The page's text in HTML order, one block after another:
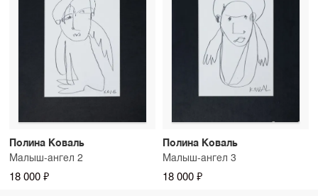
Полина Коваль
Малыш-ангел 2
18 000 ₽
Полина Коваль
Малыш-ангел 3
18 000 ₽